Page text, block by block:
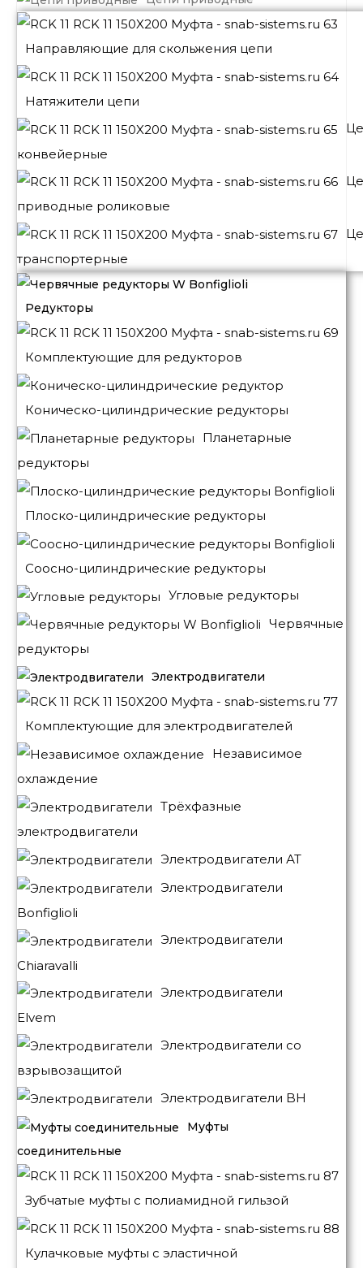
Направляющие для скольжения цепи
Натяжители цепи
конвейерные
приводные роликовые
транспортерные
Редукторы
Комплектующие для редукторов
Коническо-цилиндрические редукторы
Планетарные
редукторы
Плоско-цилиндрические редукторы
Соосно-цилиндрические редукторы
Угловые редукторы
Червячные
редукторы
Электродвигатели
Комплектующие для электродвигателей
Независимое
охлаждение
Трёхфазные
электродвигатели
Электродвигатели АТ
Электродвигатели
Bonfiglioli
Электродвигатели
Chiaravalli
Электродвигатели
Elvem
Электродвигатели со
взрывозащитой
Электродвигатели BH
Муфты
соединительные
Зубчатые муфты с полиамидной гильзой
Кулачковые муфты с эластичной